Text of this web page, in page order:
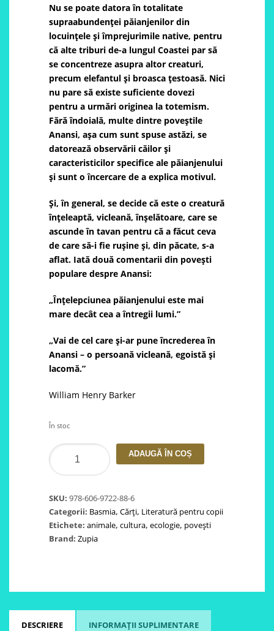
Nu se poate datora în totalitate
supraabundenței păianjenilor din
locuințele și împrejurimile native, pentru
că alte triburi de-a lungul Coastei par să
se concentreze asupra altor creaturi,
precum elefantul și broasca țestoasă. Nici
nu pare să existe suficiente dovezi
pentru a urmări originea la totemism.
Fără îndoială, multe dintre poveștile
Anansi, așa cum sunt spuse astăzi, se
datorează observării căilor și
caracteristicilor specifice ale păianjenului
și sunt o încercare de a explica motivul.
Și, în general, se decide că este o creatură
înțeleaptă, vicleană, înșelătoare, care se
ascunde în tavan pentru că a făcut ceva
de care să-i fie rușine și, din păcate, s-a
aflat. Iată două comentarii din povești
populare despre Anansi:
„Înțelepciunea păianjenului este mai
mare decât cea a întregii lumi.”
„Vai de cel care și-ar pune încrederea în
Anansi – o persoană vicleană, egoistă și
lacomă.”
William Henry Barker
În stoc
Cantitate
Poveşti
africane
Anansi
ADAUGĂ ÎN COȘ
SKU: 978-606-9722-88-6
Categorii: Basmia, Cărți, Literatură pentru copii
Etichete: animale, cultura, ecologie, povești
Brand: Zupia
DESCRIERE INFORMAȚII SUPLIMENTARE